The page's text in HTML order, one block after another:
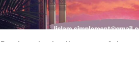
Pas besoin de divorcer 3 fois